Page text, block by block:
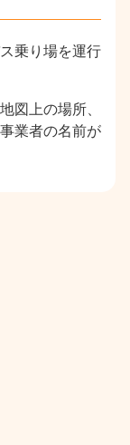
乗り場を運行
図上の場所、
業者の名前が